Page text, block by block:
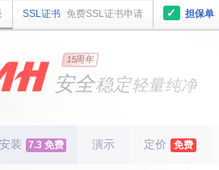
SSL证书 免费SSL证书申请 ✓ 担保单
15周年
国内领先
安全稳定轻量纯净
安装 7.3 免费 演示 定价 免费